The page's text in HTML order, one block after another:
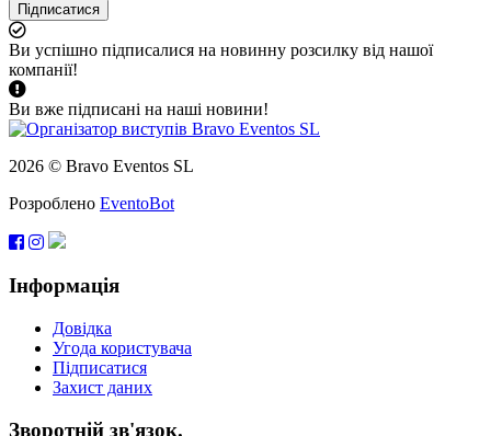
Підписатися
Ви успішно підписалися на новинну розсилку від нашої
компанії!
Ви вже підписані на наші новини!
2026 © Bravo Eventos SL
Розроблено EventoBot
Інформація
Довідка
Угода користувача
Підписатися
Захист даних
Зворотній зв'язок.